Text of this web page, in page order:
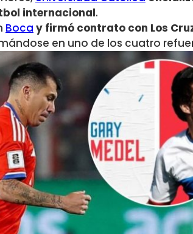
internacional.
Boca y firmó contrato con Los
en uno de los cuatro